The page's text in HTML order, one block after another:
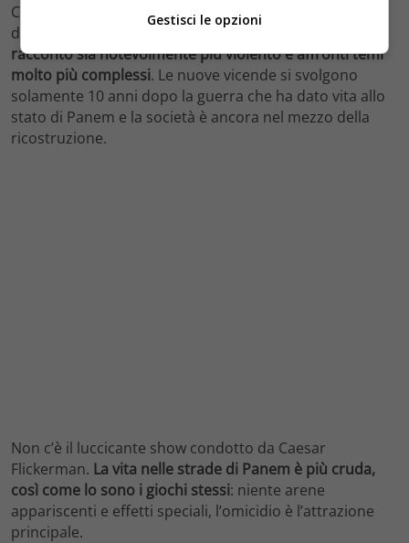
Chi ha letto il libro su cui è basato “La ballata
dell’usignolo e del serpente” sostiene che
racconto sia notevolmente più violento e affronti temi
molto più complessi. Le nuove vicende si svolgono
solamente 10 anni dopo la guerra che ha dato vita allo
stato di Panem e la società è ancora nel mezzo della
ricostruzione.
Non c’è il luccicante show condotto da Caesar
Flickerman. La vita nelle strade di Panem è più cruda,
così come lo sono i giochi stessi: niente arene
appariscenti e effetti speciali, l’omicidio è l’attrazione
principale.
Gestisci le opzioni